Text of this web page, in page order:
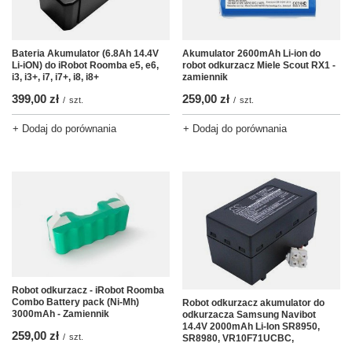
Bateria Akumulator (6.8Ah 14.4V
Li-iON) do iRobot Roomba e5, e6,
i3, i3+, i7, i7+, i8, i8+
399,00 zł / szt.
+ Dodaj do porównania
Akumulator 2600mAh Li-ion do
robot odkurzacz Miele Scout RX1 -
zamiennik
259,00 zł / szt.
+ Dodaj do porównania
Robot odkurzacz - iRobot Roomba
Combo Battery pack (Ni-Mh)
3000mAh - Zamiennik
259,00 zł / szt.
Robot odkurzacz akumulator do
odkurzacza Samsung Navibot
14.4V 2000mAh Li-Ion SR8950,
SR8980, VR10F71UCBC,